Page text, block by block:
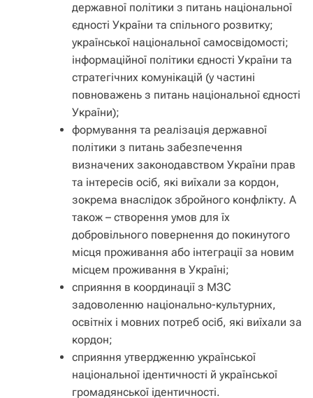
державної політики з питань національної
єдності України та спільного розвитку;
української національної самосвідомості;
інформаційної політики єдності України та
стратегічних комунікацій (у частині
повноважень з питань національної єдності
України);
формування та реалізація державної
політики з питань забезпечення
визначених законодавством України прав
та інтересів осіб, які виїхали за кордон,
зокрема внаслідок збройного конфлікту. А
також – створення умов для їх
добровільного повернення до покинутого
місця проживання або інтеграції за новим
місцем проживання в Україні;
сприяння в координації з МЗС
задоволенню національно-культурних,
освітніх і мовних потреб осіб, які виїхали за
кордон;
сприяння утвердженню української
національної ідентичності й української
громадянської ідентичності.